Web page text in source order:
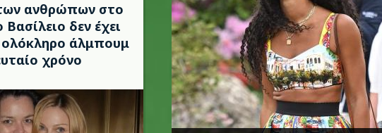
ανθρώπων στο
δεν έχει
ολόκληρο άλμπουμ
χρόνο